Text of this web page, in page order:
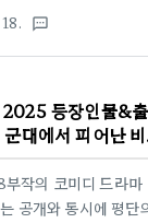
어로(Show Me a
니시리즈 원작: 리사
승계, 핵무기 탑재 잠
이 하나둘씩 이어지
이 나올까?”라는 심
.기본정보h넷플릭스
교관 시즌3 (The
마 / 스릴러공개일:
에피소드 수: 8화 회
급 / 스트리밍 플랫폼:
textsms
2025 등장인물&
대에서 피어난
작의 코미디 드라마
개와 동시에 평단